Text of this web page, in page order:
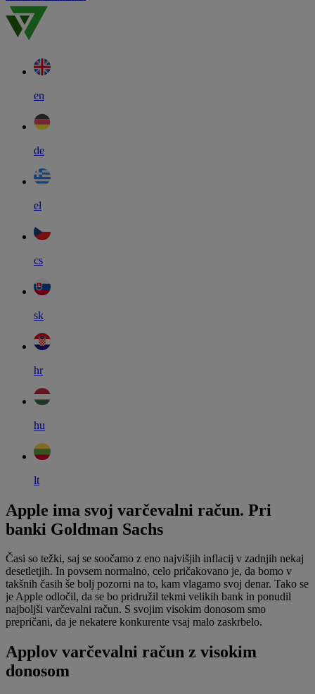
en
de
el
cs
sk
hr
hu
lt
Apple ima svoj varčevalni račun. Pri
banki Goldman Sachs
Časi so težki, saj se soočamo z eno najvišjih inflacij v zadnjih nekaj
desetletjih. In povsem normalno, celo pričakovano je, da bomo v
takšnih časih še bolj pozorni na to, kam vlagamo svoj denar. Tako se
je Apple odločil, da se bo pridružil tekmi velikih bank in ponudil
najboljši varčevalni račun. S svojim visokim donosom smo
prepričani, da je nekatere konkurente vsaj malo zaskrbelo.
Applov varčevalni račun z visokim
donosom